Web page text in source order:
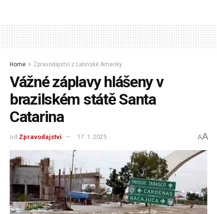
Home Zpravodajství z Latinské Ameriky
Vážné záplavy hlášeny v
brazilském státě Santa
Catarina
od Zpravodajství 17. 1. 2025 AA